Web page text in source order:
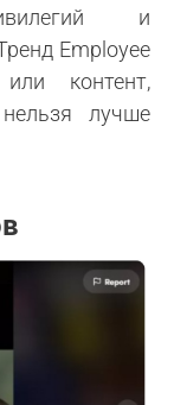
и
Employee
контент,
лучше